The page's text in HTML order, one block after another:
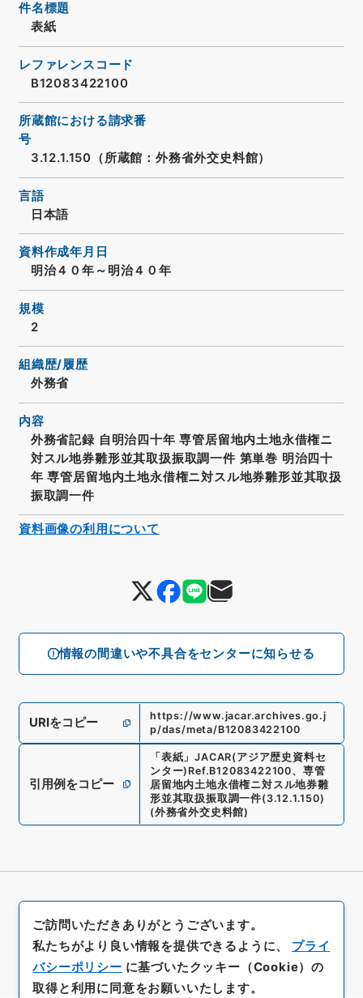
情報の間違いや不具合をセンターに知らせる
件名標題
表紙
レファレンスコード
B12083422100
所蔵館における請求番
号
3.12.1.150（所蔵館：外務省外交史料館）
言語
日本語
資料作成年月日
明治４０年～明治４０年
規模
2
組織歴/履歴
外務省
内容
外務省記録 自明治四十年 専管居留地内土地永借権ニ
対スル地券雛形並其取扱振取調一件 第単巻 明治四十
年 専管居留地内土地永借権ニ対スル地券雛形並其取扱
振取調一件
URIをコピー
https://www.jacar.archives.go.j
p/das/meta/B12083422100
引用例をコピー
「表紙 」JACAR(アジア歴史資料セ
ンター) Ref.B12083422100、 専管
居留地内土地永借権ニ対スル地券雛
形並其取扱振取調一件(3.12.1.150)
(外務省外交史料館)
資料画像の利用について
ご訪問いただきありがとうございます。
私たちがより良い情報を提供できるように、 プライ
バシーポリシー に基づいたクッキー（Cookie）の
取得と利用に同意をお願いいたします。